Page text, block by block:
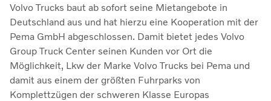
Volvo Trucks baut ab sofort seine Mietangebote in
Deutschland aus und hat hierzu eine Kooperation mit der
Pema GmbH abgeschlossen. Damit bietet jedes Volvo
Group Truck Center seinen Kunden vor Ort die
Möglichkeit, Lkw der Marke Volvo Trucks bei Pema und
damit aus einem der größten Fuhrparks von
Komplettzügen der schweren Klasse Europas